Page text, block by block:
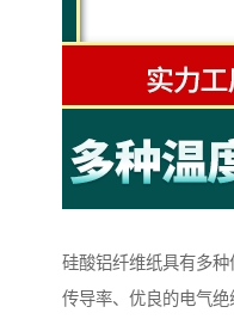
硅酸铝纤维纸具有多
传导率、优良的电气